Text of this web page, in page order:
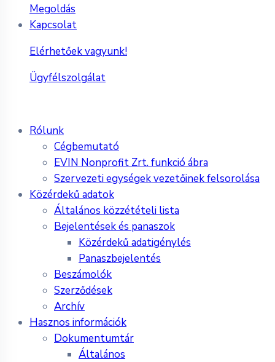
Megoldás
Kapcsolat
Elérhetőek vagyunk!
Ügyfélszolgálat
Rólunk
Cégbemutató
EVIN Nonprofit Zrt. funkció ábra
Szervezeti egységek vezetőinek felsorolása
Közérdekű adatok
Általános közzétételi lista
Bejelentések és panaszok
Közérdekű adatigénylés
Panaszbejelentés
Beszámolók
Szerződések
Archív
Hasznos információk
Dokumentumtár
Általános